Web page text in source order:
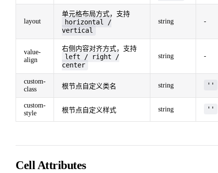
layout
单元格布局方式，支持
horizontal /
vertical
string -
value-
align
右侧内容对齐方式，支持
left / right /
center
string -
custom-
class
根节点自定义类名 string ''
custom-
style
根节点自定义样式 string ''
Cell Attributes